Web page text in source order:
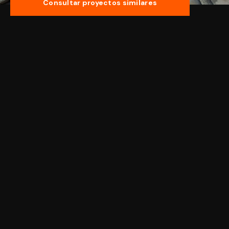
Consultar proyectos similares